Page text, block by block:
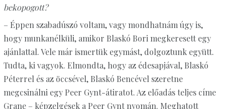
bekopogott?
– Éppen szabadúszó voltam, vagy mondhatnám úgy is,
hogy munkanélküli, amikor Blaskó Bori megkeresett egy
ajánlattal. Vele már ismertük egymást, dolgoztunk együtt.
Tudta, ki vagyok. Elmondta, hogy az édesapjával, Blaskó
Péterrel és az öccsével, Blaskó Bencével szeretne
megcsinálni egy Peer Gynt-átiratot. Az előadás teljes címe
Grane – képzelgések a Peer Gynt nyomán. Meghatott